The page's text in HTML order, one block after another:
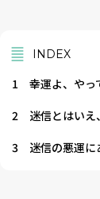
INDEX
1
幸運よ、やっ
2
迷信とはい
3
迷信の悪運